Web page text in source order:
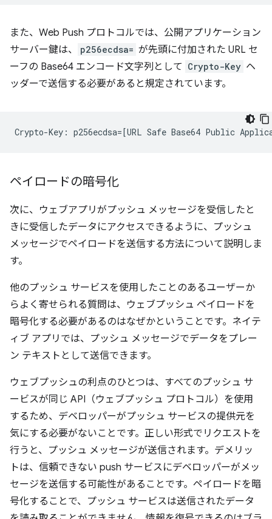
また、Web Push プロトコルでは、公開アプリケーション
サーバー鍵は、
p256ecdsa= が先頭に付加された URL セ
ーフの Base64 エンコード文字列として Crypto-Key ヘ
ッダーで送信する必要があると規定されています。
ペイロードの暗号化
次に、ウェブアプリがプッシュ メッセージを受信したと
きに受信したデータにアクセスできるように、プッシュ
メッセージでペイロードを送信する方法について説明しま
す。
他のプッシュ サービスを使用したことのあるユーザーか
らよく寄せられる質問は、ウェブプッシュ ペイロードを
暗号化する必要があるのはなぜかということです。ネイテ
ィブ アプリでは、プッシュ メッセージでデータをプレー
ン テキストとして送信できます。
ウェブプッシュの利点のひとつは、すべてのプッシュ サ
ービスが同じ API（ウェブプッシュ プロトコル）を使用
するため、デベロッパーがプッシュ サービスの提供元を
気にする必要がないことです。正しい形式でリクエストを
行うと、プッシュ メッセージが送信されます。デメリッ
トは、信頼できない push サービスにデベロッパーがメッ
セージを送信する可能性があることです。ペイロードを暗
号化することで、プッシュ サービスは送信されたデータ